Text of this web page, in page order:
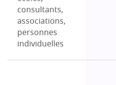
consultants,
associations,
personnes
individuelles